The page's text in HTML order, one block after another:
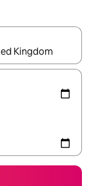
का इस्तेमाल करके नेविगेट